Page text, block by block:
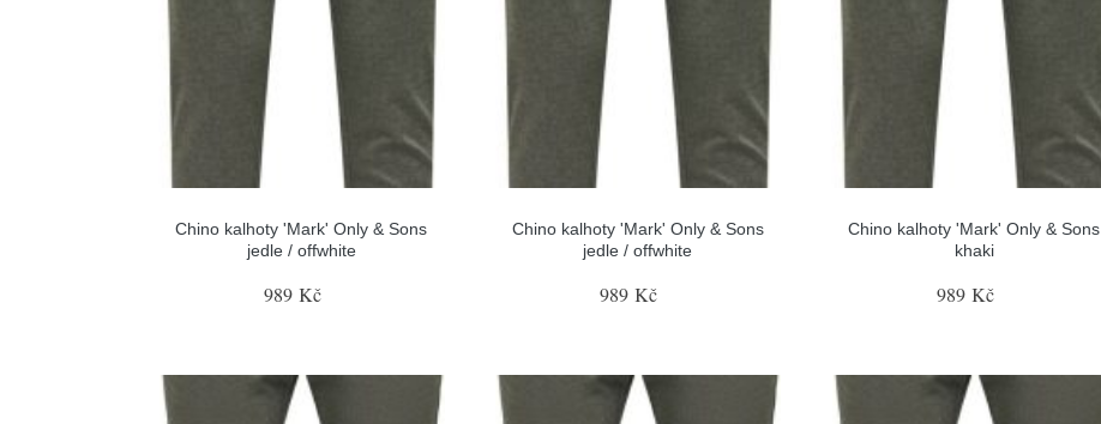
Chino kalhoty 'Mark' Only & Sons
jedle / offwhite
989 Kč
Chino kalhoty 'Mark' Only & Sons
jedle / offwhite
989 Kč
Chino kalhoty 'Mark' Only & Sons
khaki
989 Kč